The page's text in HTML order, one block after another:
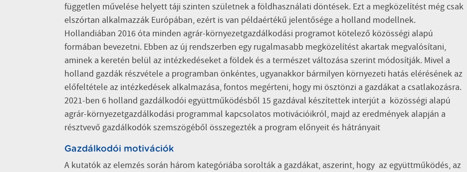
független művelése helyett táji szinten születnek a földhasználati döntések. Ezt a megközelítést még csak
elszórtan alkalmazzák Európában, ezért is van példaértékű jelentősége a holland modellnek.
Hollandiában 2016 óta minden agrár-környezetgazdálkodási programot kötelező közösségi alapú
formában bevezetni. Ebben az új rendszerben egy rugalmasabb megközelítést akartak megvalósítani,
aminek a keretén belül az intézkedéseket a földek és a természet változása szerint módosítják. Mivel a
holland gazdák részvétele a programban önkéntes, ugyanakkor bármilyen környezeti hatás elérésének az
előfeltétele az intézkedések alkalmazása, fontos megérteni, hogy mi ösztönzi a gazdákat a csatlakozásra.
2021-ben 6 holland gazdálkodói együttműködésből 15 gazdával készítettek interjút a közösségi alapú
agrár-környezetgazdálkodási programmal kapcsolatos motivációikról, majd az eredmények alapján a
résztvevő gazdálkodók szemszögéből összegezték a program előnyeit és hátrányait
Gazdálkodói motivációk
A kutatók az elemzés során három kategóriába sorolták a gazdákat, aszerint, hogy az együttműködés, az